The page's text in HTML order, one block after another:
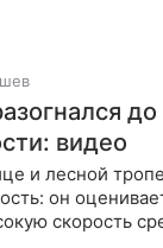
видео
и лесной
он
скорость